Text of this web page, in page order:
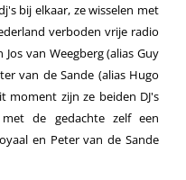
bij elkaar, ze wisselen met
verboden vrije radio
van Weegberg (alias Guy
van de Sande (alias Hugo
moment zijn ze beiden DJ's
de gedachte zelf een
en Peter van de Sande